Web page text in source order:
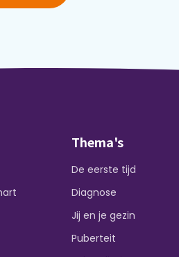
Thema's
De eerste tijd
Diagnose
Jij en je gezin
Puberteit